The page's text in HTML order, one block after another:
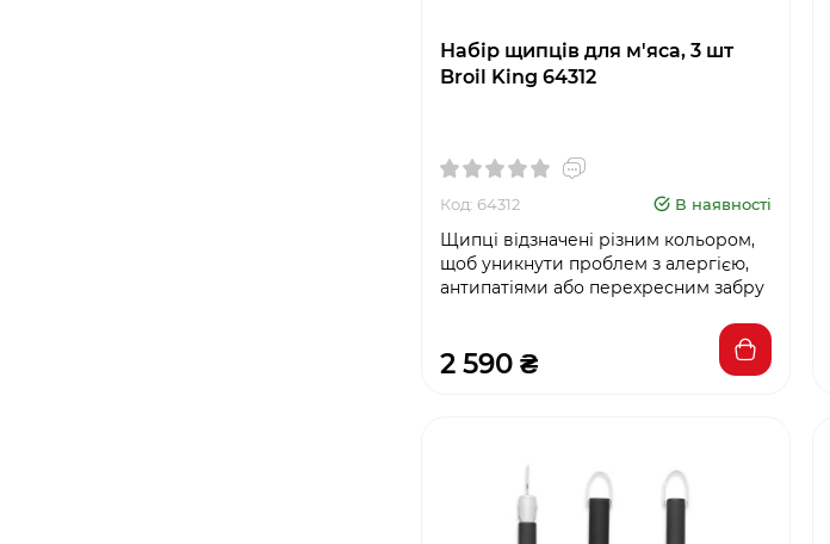
Набір щипців для м'яса, 3 шт
Broil King 64312
Код: 64312 В наявності
Щипці відзначені різним кольором,
щоб уникнути проблем з алергією,
антипатіями або перехресним забру
2 590 ₴